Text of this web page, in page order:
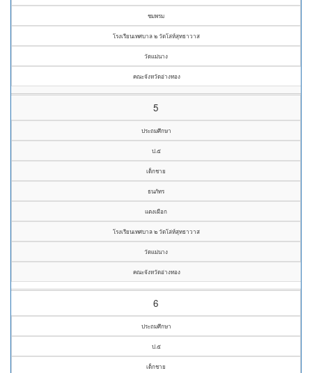
ชมพรม
โรงเรียนเทศบาล ๒ วัดโล่ห์สุทธาวาส
วัดแม่นาง
คณะจังหวัดอ่างทอง
5
ประถมศึกษา
ป.๕
เด็กชาย
ธนภัทร
แตงเผือก
โรงเรียนเทศบาล ๒ วัดโล่ห์สุทธาวาส
วัดแม่นาง
คณะจังหวัดอ่างทอง
6
ประถมศึกษา
ป.๕
เด็กชาย